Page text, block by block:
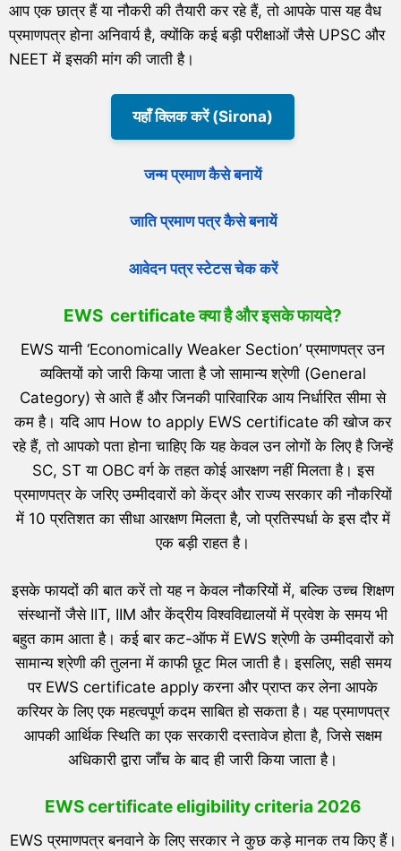
आप एक छात्र हैं या नौकरी की तैयारी कर रहे हैं, तो आपके पास यह वैध
प्रमाणपत्र होना अनिवार्य है, क्योंकि कई बड़ी परीक्षाओं जैसे UPSC और
NEET में इसकी मांग की जाती है।
यहाँ क्लिक करें (Sirona)
जन्म प्रमाण कैसे बनायें
जाति प्रमाण पत्र कैसे बनायें
आवेदन पत्र स्टेटस चेक करें
EWS certificate क्या है और इसके फायदे?
EWS यानी ‘Economically Weaker Section’ प्रमाणपत्र उन
व्यक्तियों को जारी किया जाता है जो सामान्य श्रेणी (General
Category) से आते हैं और जिनकी पारिवारिक आय निर्धारित सीमा से
कम है। यदि आप How to apply EWS certificate की खोज कर
रहे हैं, तो आपको पता होना चाहिए कि यह केवल उन लोगों के लिए है जिन्हें
SC, ST या OBC वर्ग के तहत कोई आरक्षण नहीं मिलता है। इस
प्रमाणपत्र के जरिए उम्मीदवारों को केंद्र और राज्य सरकार की नौकरियों
में 10 प्रतिशत का सीधा आरक्षण मिलता है, जो प्रतिस्पर्धा के इस दौर में
एक बड़ी राहत है।
इसके फायदों की बात करें तो यह न केवल नौकरियों में, बल्कि उच्च शिक्षण
संस्थानों जैसे IIT, IIM और केंद्रीय विश्वविद्यालयों में प्रवेश के समय भी
बहुत काम आता है। कई बार कट-ऑफ में EWS श्रेणी के उम्मीदवारों को
सामान्य श्रेणी की तुलना में काफी छूट मिल जाती है। इसलिए, सही समय
पर EWS certificate apply करना और प्राप्त कर लेना आपके
करियर के लिए एक महत्वपूर्ण कदम साबित हो सकता है। यह प्रमाणपत्र
आपकी आर्थिक स्थिति का एक सरकारी दस्तावेज होता है, जिसे सक्षम
अधिकारी द्वारा जाँच के बाद ही जारी किया जाता है।
EWS certificate eligibility criteria 2026
EWS प्रमाणपत्र बनवाने के लिए सरकार ने कुछ कड़े मानक तय किए हैं।